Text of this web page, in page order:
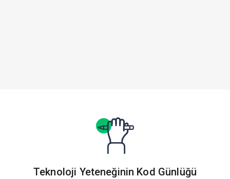
Teknoloji Yeteneğinin Kod Günlüğü